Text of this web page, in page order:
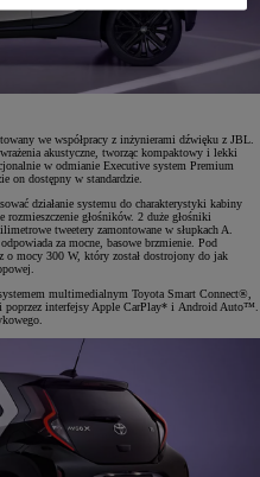
we współpracy z inżynierami dźwięku z JBL.
akustyczne, tworząc kompaktowy i lekki
w odmianie Executive system Premium
on dostępny w standardzie.
działanie systemu do charakterystyki kabiny
głośników. 2 duże głośniki
tweetery zamontowane w słupkach A.
za mocne, basowe brzmienie. Pod
o mocy 300 W, który został dostrojony do jak
multimedialnym Toyota Smart Connect®,
poprzez interfejsy Apple CarPlay* i Android Auto™.